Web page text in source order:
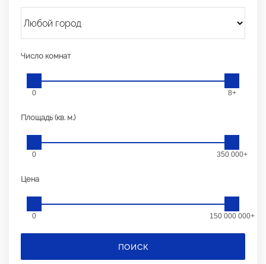
Число комнат
0 8+
Площадь (кв. м.)
0 350 000+
Цена
0 150 000 000+
ПОИСК